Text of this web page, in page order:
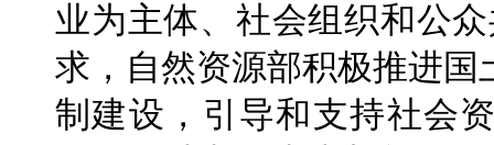
业为主体、社会组织和公
求，自然资源部积极推进
制建设，引导和支持社会